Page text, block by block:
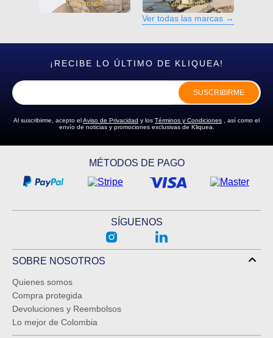
VER TIENDA VER TIENDA
Ver todas las marcas →
¡RECIBE LO ÚLTIMO DE KLIQUEA!
SUSCRIBIRME
Al suscribirme, acepto elAviso de Privacidad y los Términos y Condiciones , así como el
envío de noticias y promociones exclusivas de Kliquea.
MÉTODOS DE PAGO
SÍGUENOS
SOBRE NOSOTROS
Quienes somos
Compra protegida
Devoluciones y Reembolsos
Lo mejor de Colombia